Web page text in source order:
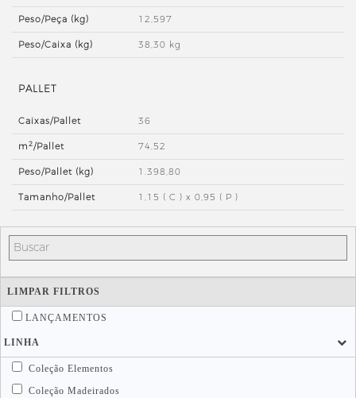
Peso/Peça (kg) 12,597
Peso/Caixa (kg) 38,30 kg
PALLET
Caixas/Pallet 36
m2/Pallet 74,52
Peso/Pallet (kg) 1.398,80
Tamanho/Pallet 1,15 ( C ) x 0,95 ( P )
LIMPAR FILTROS
LANÇAMENTOS
LINHA
Coleção Elementos
Coleção Madeirados